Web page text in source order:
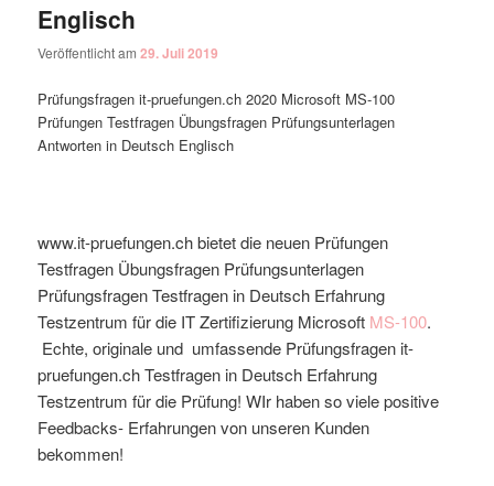
Englisch
Veröffentlicht am29. Juli 2019
Prüfungsfragen it-pruefungen.ch 2020 Microsoft MS-100
Prüfungen Testfragen Übungsfragen Prüfungsunterlagen
Antworten in Deutsch Englisch
www.it-pruefungen.ch bietet die neuen Prüfungen
Testfragen Übungsfragen Prüfungsunterlagen
Prüfungsfragen Testfragen in Deutsch Erfahrung
Testzentrum für die IT Zertifizierung Microsoft MS-100.
Echte, originale und umfassende Prüfungsfragen it-
pruefungen.ch Testfragen in Deutsch Erfahrung
Testzentrum für die Prüfung! WIr haben so viele positive
Feedbacks- Erfahrungen von unseren Kunden
bekommen!